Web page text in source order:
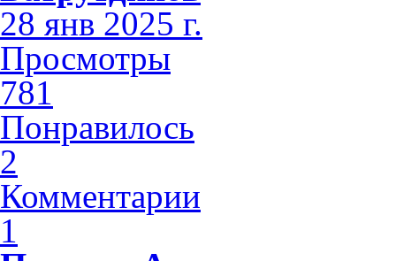
28 янв 2025 г.
Просмотры
781
Понравилось
2
Комментарии
1